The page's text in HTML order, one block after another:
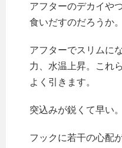
アフターのデカイや
食いだすのだろうか
アフターでスリムに
力、水温上昇。これ
よく引きます。
突込みが鋭くて早い。
フックに若干の心配